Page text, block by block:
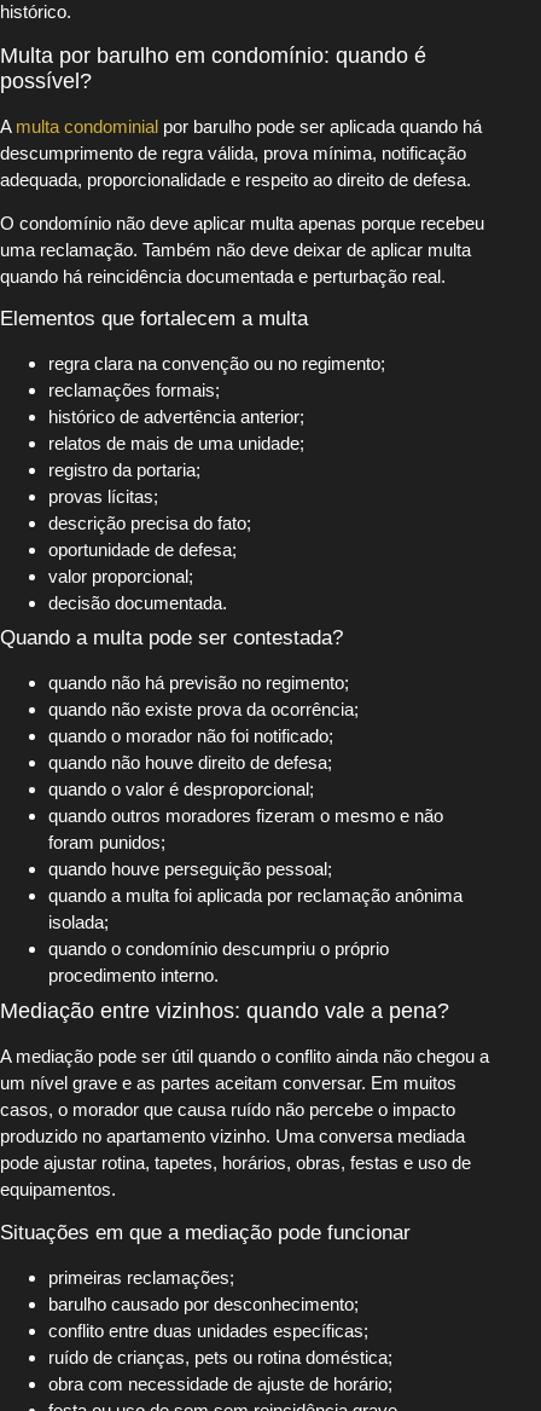
histórico.
Multa por barulho em condomínio: quando é
possível?
A multa condominial por barulho pode ser aplicada quando há
descumprimento de regra válida, prova mínima, notificação
adequada, proporcionalidade e respeito ao direito de defesa.
O condomínio não deve aplicar multa apenas porque recebeu
uma reclamação. Também não deve deixar de aplicar multa
quando há reincidência documentada e perturbação real.
Elementos que fortalecem a multa
regra clara na convenção ou no regimento;
reclamações formais;
histórico de advertência anterior;
relatos de mais de uma unidade;
registro da portaria;
provas lícitas;
descrição precisa do fato;
oportunidade de defesa;
valor proporcional;
decisão documentada.
Quando a multa pode ser contestada?
quando não há previsão no regimento;
quando não existe prova da ocorrência;
quando o morador não foi notificado;
quando não houve direito de defesa;
quando o valor é desproporcional;
quando outros moradores fizeram o mesmo e não
foram punidos;
quando houve perseguição pessoal;
quando a multa foi aplicada por reclamação anônima
isolada;
quando o condomínio descumpriu o próprio
procedimento interno.
Mediação entre vizinhos: quando vale a pena?
A mediação pode ser útil quando o conflito ainda não chegou a
um nível grave e as partes aceitam conversar. Em muitos
casos, o morador que causa ruído não percebe o impacto
produzido no apartamento vizinho. Uma conversa mediada
pode ajustar rotina, tapetes, horários, obras, festas e uso de
equipamentos.
Situações em que a mediação pode funcionar
primeiras reclamações;
barulho causado por desconhecimento;
conflito entre duas unidades específicas;
ruído de crianças, pets ou rotina doméstica;
obra com necessidade de ajuste de horário;